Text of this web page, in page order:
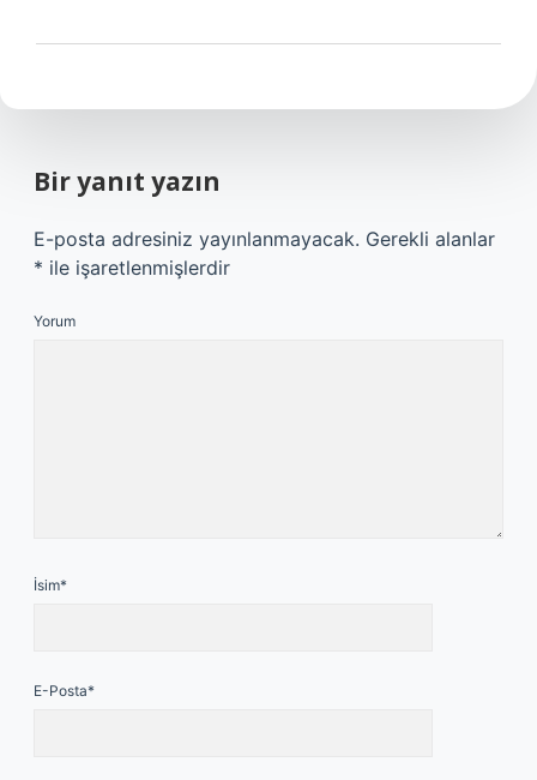
Bir yanıt yazın
E-posta adresiniz yayınlanmayacak. Gerekli alanlar
* ile işaretlenmişlerdir
Yorum
İsim*
E-Posta*